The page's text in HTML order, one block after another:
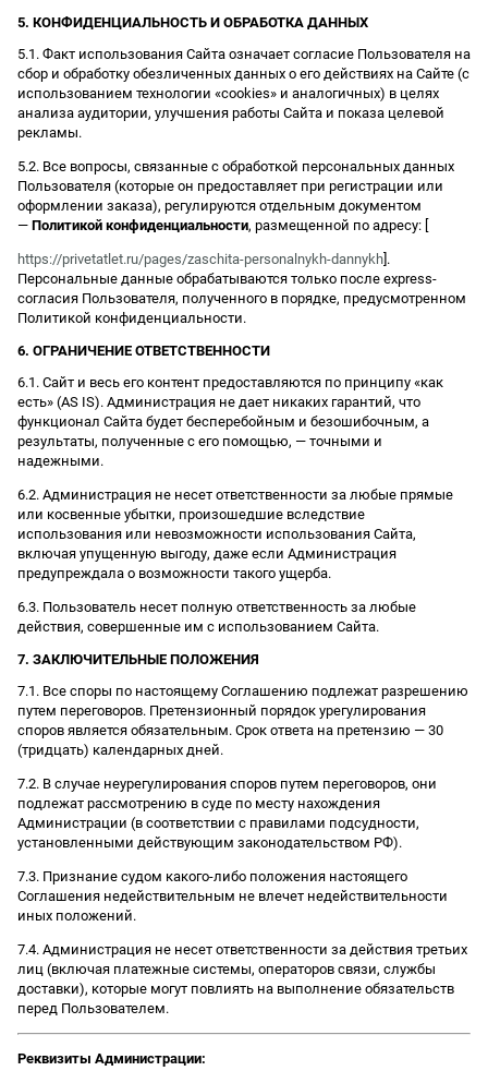
5. КОНФИДЕНЦИАЛЬНОСТЬ И ОБРАБОТКА ДАННЫХ
5.1. Факт использования Сайта означает согласие Пользователя на
сбор и обработку обезличенных данных о его действиях на Сайте (с
использованием технологии «cookies» и аналогичных) в целях
анализа аудитории, улучшения работы Сайта и показа целевой
рекламы.
5.2. Все вопросы, связанные с обработкой персональных данных
Пользователя (которые он предоставляет при регистрации или
оформлении заказа), регулируются отдельным документом
— Политикой конфиденциальности, размещенной по адресу: [
https://privetatlet.ru/pages/zaschita-personalnykh-dannykh ].
Персональные данные обрабатываются только после express-
согласия Пользователя, полученного в порядке, предусмотренном
Политикой конфиденциальности.
6. ОГРАНИЧЕНИЕ ОТВЕТСТВЕННОСТИ
6.1. Сайт и весь его контент предоставляются по принципу «как
есть» (AS IS). Администрация не дает никаких гарантий, что
функционал Сайта будет бесперебойным и безошибочным, а
результаты, полученные с его помощью, — точными и
надежными.
6.2. Администрация не несет ответственности за любые прямые
или косвенные убытки, произошедшие вследствие
использования или невозможности использования Сайта,
включая упущенную выгоду, даже если Администрация
предупреждала о возможности такого ущерба.
6.3. Пользователь несет полную ответственность за любые
действия, совершенные им с использованием Сайта.
7. ЗАКЛЮЧИТЕЛЬНЫЕ ПОЛОЖЕНИЯ
7.1. Все споры по настоящему Соглашению подлежат разрешению
путем переговоров. Претензионный порядок урегулирования
споров является обязательным. Срок ответа на претензию — 30
(тридцать) календарных дней.
7.2. В случае неурегулирования споров путем переговоров, они
подлежат рассмотрению в суде по месту нахождения
Администрации (в соответствии с правилами подсудности,
установленными действующим законодательством РФ).
7.3. Признание судом какого-либо положения настоящего
Соглашения недействительным не влечет недействительности
иных положений.
7.4. Администрация не несет ответственности за действия третьих
лиц (включая платежные системы, операторов связи, службы
доставки), которые могут повлиять на выполнение обязательств
перед Пользователем.
Реквизиты Администрации: